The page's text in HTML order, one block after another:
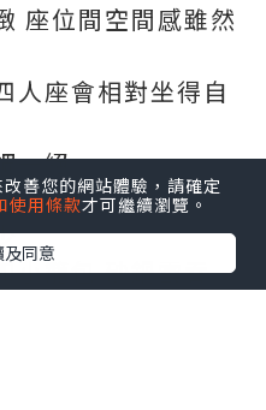
座位間空間感雖然
人座會相對坐得自
一絕
小籠包 砂鍋雲吞
善您的網站體驗，請確定
使用條款才可繼續瀏覽。
同意